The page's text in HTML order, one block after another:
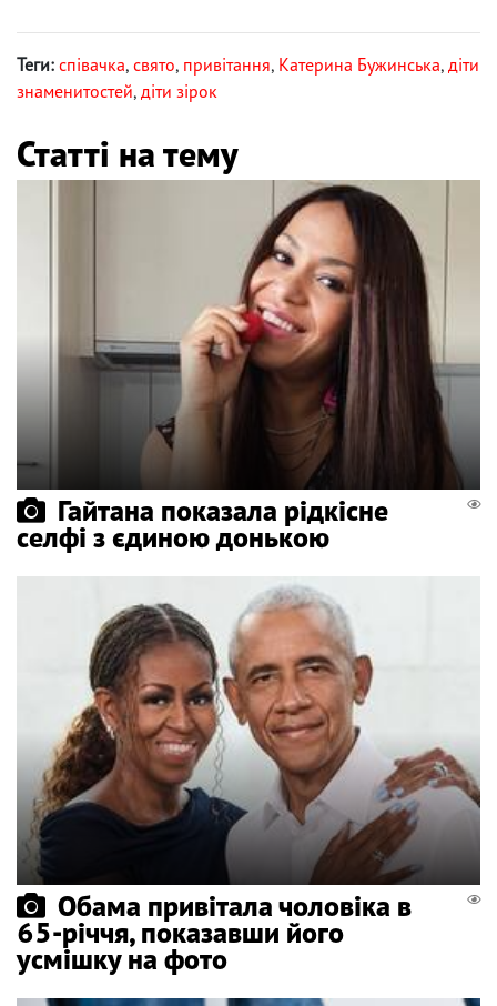
Теги: співачка, свято, привітання, Катерина Бужинська, діти
знаменитостей, діти зірок
Статті на тему
Гайтана показала рідкісне
селфі з єдиною донькою
Обама привітала чоловіка в
65-річчя, показавши його
усмішку на фото